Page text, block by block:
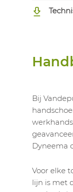
Bij
Dyneema
Voor elke
lijn is met